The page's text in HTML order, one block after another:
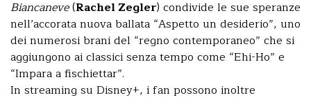
Biancaneve(Rachel Zegler) condivide le sue speranze
nell’accorata nuova ballata “Aspetto un desiderio”, uno
dei numerosi brani del “regno contemporaneo” che si
aggiungono ai classici senza tempo come “Ehi-Ho” e
“Impara a fischiettar”.
In streaming su Disney+, i fan possono inoltre